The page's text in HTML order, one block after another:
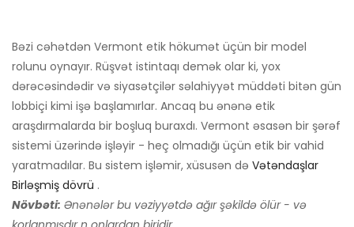
Bəzi cəhətdən Vermont etik hökumət üçün bir model
rolunu oynayır. Rüşvət istintaqı demək olar ki, yox
dərəcəsindədir və siyasətçilər səlahiyyət müddəti bitən gün
lobbiçi kimi işə başlamırlar. Ancaq bu ənənə etik
araşdırmalarda bir boşluq buraxdı. Vermont əsasən bir şərəf
sistemi üzərində işləyir - heç olmadığı üçün etik bir vahid
yaratmadılar. Bu sistem işləmir, xüsusən də Vətəndaşlar
Birləşmiş dövrü .
Növbəti: Ənənələr bu vəziyyətdə ağır şəkildə ölür - və